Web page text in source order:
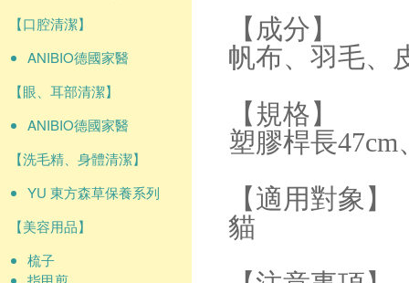
【口腔清潔】
ANIBIO德國家醫
【眼、耳部清潔】
ANIBIO德國家醫
【洗毛精、身體清潔】
YU 東方森草保養系列
【美容用品】
梳子
【成分】
帆布、羽毛、
【規格】
塑膠桿長47cm
【適用對象】
貓